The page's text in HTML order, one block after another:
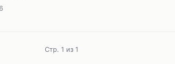
Стр. 1 из 1